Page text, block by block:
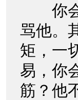
你会
骂他。
矩，一
易，你
筋？他